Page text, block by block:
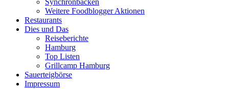
Synchronbacken
Weitere Foodblogger Aktionen
Restaurants
Dies und Das
Reiseberichte
Hamburg
Top Listen
Grillcamp Hamburg
Sauerteigbörse
Impressum